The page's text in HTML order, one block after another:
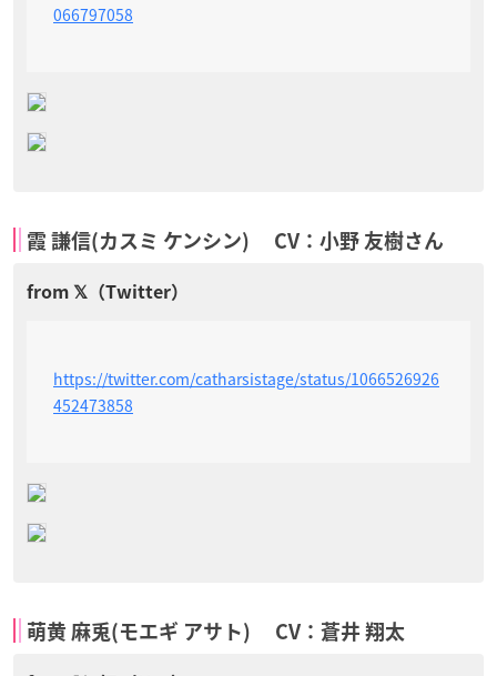
066797058
霞 謙信(カスミ ケンシン) CV：小野 友樹さん
https://twitter.com/catharsistage/status/1066526926
452473858
萌黄 麻兎(モエギ アサト) CV：蒼井 翔太